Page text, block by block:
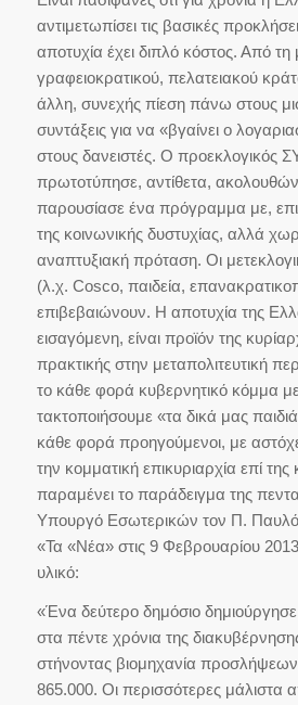
αντιμετωπίσει τις βασικές
αποτυχία έχει διπλό κόστος. Από τη
γραφειοκρατικού, πελατειακού
άλλη, συνεχής πίεση πάνω στους
συντάξεις για να «βγαίνει ο
στους δανειστές. Ο προεκλογικός
πρωτοτύπησε, αντίθετα,
παρουσίασε ένα πρόγραμμα με, επι
της κοινωνικής δυστυχίας, αλλά
αναπτυξιακή πρόταση. Οι
(λ.χ. Cosco, παιδεία,
επιβεβαιώνουν. Η αποτυχία της
εισαγόμενη, είναι προϊόν της
πρακτικής στην μεταπολιτευτική
το κάθε φορά κυβερνητικό κόμμα
τακτοποιήσουμε «τα δικά μας
κάθε φορά προηγούμενοι, με
την κομματική επικυριαρχία επί
παραμένει το παράδειγμα της
Υπουργό Εσωτερικών τον Π.
«Τα «Νέα» στις 9 Φεβρουαρίου
υλικό:
«Ένα δεύτερο δημόσιο
στα πέντε χρόνια της
στήνοντας βιομηχανία
865.000. Οι περισσότερες μάλιστα